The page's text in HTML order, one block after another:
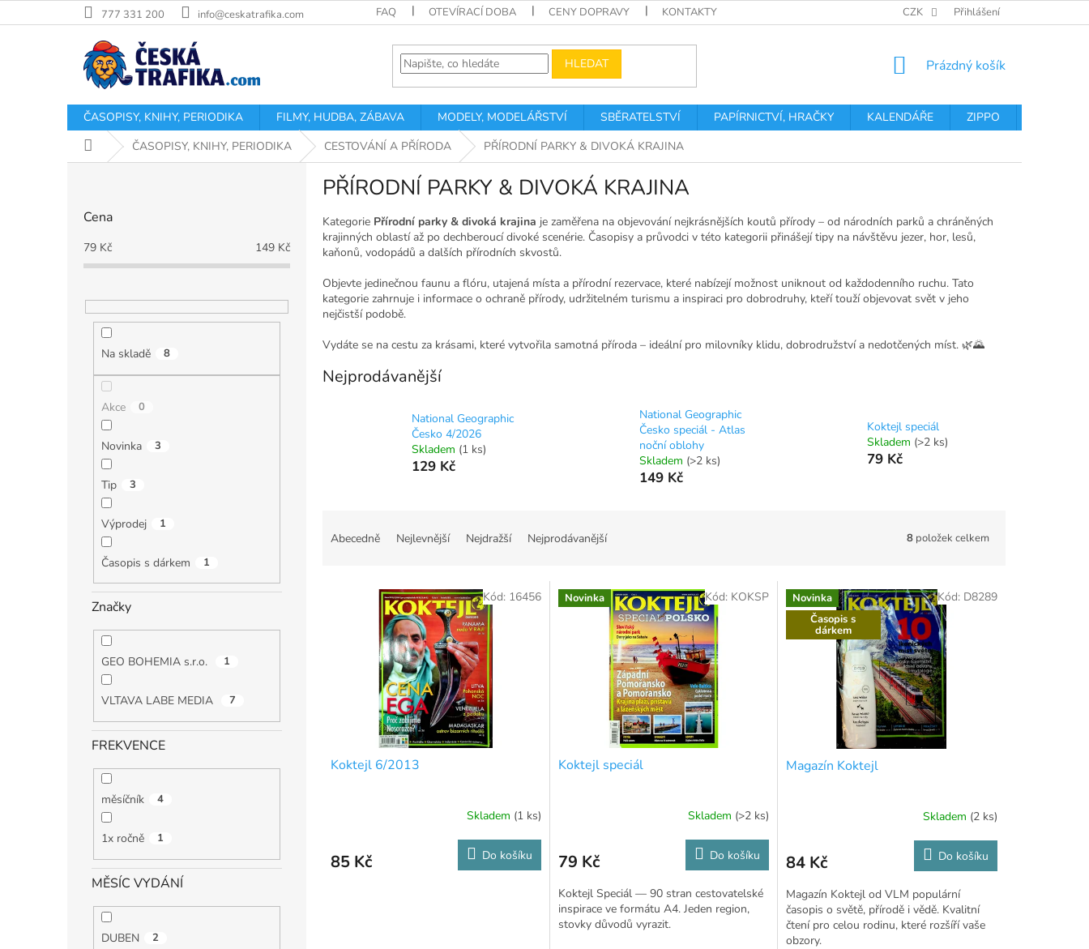
na
777 331 200 info@ceskatrafika.com FAQ OTEVÍRACÍ DOBA CENY DOPRAVY KONTAKTY PODMÍNKY OCHRANY OSOBNÍCH
CZK Přihlášení
HLEDAT
NÁKUPNÍ
Prázdný košík
ČASOPISY, KNIHY, PERIODIKA FILMY, HUDBA, ZÁBAVA MODELY, MODELÁŘSTVÍ SBĚRATELSTVÍ PAPÍRNICTVÍ, HRAČKY KALENDÁŘE ZIPPO
Domů ČASOPISY, KNIHY, PERIODIKA CESTOVÁNÍ A PŘÍRODA PŘÍRODNÍ PARKY & DIVOKÁ KRAJINA
Cena
79 Kč 149 Kč
Na skladě 8
Akce 0
Novinka 3
Tip 3
Výprodej 1
Časopis s dárkem 1
Značky
GEO BOHEMIA s.r.o. 1
VLTAVA LABE MEDIA 7
FREKVENCE
měsíčník 4
1x ročně 1
MĚSÍC VYDÁNÍ
DUBEN 2
PŘÍRODNÍ PARKY & DIVOKÁ KRAJINA
Kategorie Přírodní parky & divoká krajina je zaměřena na objevování nejkrásnějších koutů přírody – od národních parků a chráněných
krajinných oblastí až po dechberoucí divoké scenérie. Časopisy a průvodci v této kategorii přinášejí tipy na návštěvu jezer, hor, lesů,
kaňonů, vodopádů a dalších přírodních skvostů.
Objevte jedinečnou faunu a flóru, utajená místa a přírodní rezervace, které nabízejí možnost uniknout od každodenního ruchu. Tato
kategorie zahrnuje i informace o ochraně přírody, udržitelném turismu a inspiraci pro dobrodruhy, kteří touží objevovat svět v jeho
nejčistší podobě.
Vydáte se na cestu za krásami, které vytvořila samotná příroda – ideální pro milovníky klidu, dobrodružství a nedotčených míst. 🌿🌄
Nejprodávanější
National Geographic
Česko 4/2026
Skladem (1 ks)
129 Kč
National Geographic
Česko speciál - Atlas
noční oblohy
Skladem (>2 ks)
149 Kč
Koktejl speciál
Skladem (>2 ks)
79 Kč
Abecedně Nejlevnější Nejdražší Nejprodávanější 8 položek celkem
Koktejl 6/2013
Skladem (1 ks)
85 Kč Do košíku
Kód: 16456 Novinka
Koktejl speciál
Skladem (>2 ks)
79 Kč Do košíku
Koktejl Speciál — 90 stran cestovatelské
inspirace ve formátu A4. Jeden region,
stovky důvodů vyrazit.
Kód: KOKSP
Novinka
Časopis s
dárkem
Magazín Koktejl
Skladem (2 ks)
84 Kč Do košíku
Magazín Koktejl od VLM populární
časopis o světě, přírodě i vědě. Kvalitní
čtení pro celou rodinu, které rozšíří vaše
obzory.
Kód: D8289